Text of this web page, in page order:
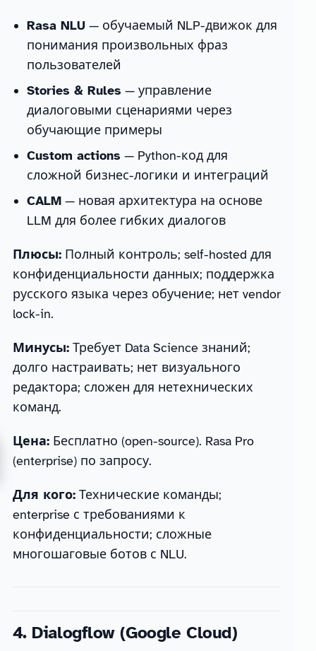
Rasa NLU— обучаемый NLP-движок для
понимания произвольных фраз
пользователей
Stories & Rules — управление
диалоговыми сценариями через
обучающие примеры
Custom actions — Python-код для
сложной бизнес-логики и интеграций
CALM— новая архитектура на основе
LLM для более гибких диалогов
Плюсы:Полный контроль; self-hosted для
конфиденциальности данных; поддержка
русского языка через обучение; нет vendor
lock-in.
Минусы:Требует Data Science знаний;
долго настраивать; нет визуального
редактора; сложен для нетехнических
команд.
Цена:Бесплатно (open-source). Rasa Pro
(enterprise) по запросу.
Для кого:Технические команды;
enterprise с требованиями к
конфиденциальности; сложные
многошаговые ботов с NLU.
4. Dialogflow (Google Cloud)